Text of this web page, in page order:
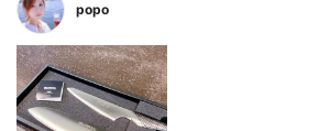
popo